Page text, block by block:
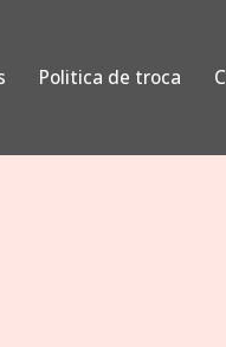
Politica de troca